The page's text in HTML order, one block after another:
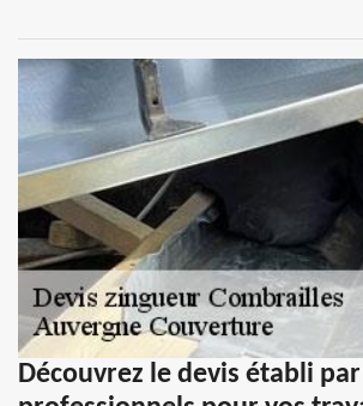
Découvrez le devis établi